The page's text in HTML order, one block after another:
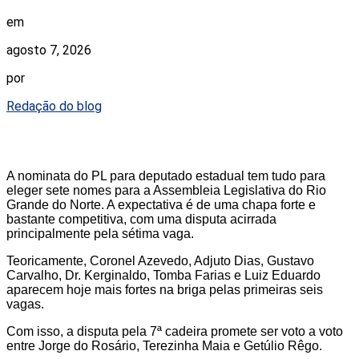
em
agosto 7, 2026
por
Redação do blog
A nominata do PL para deputado estadual tem tudo para
eleger sete nomes para a Assembleia Legislativa do Rio
Grande do Norte. A expectativa é de uma chapa forte e
bastante competitiva, com uma disputa acirrada
principalmente pela sétima vaga.
Teoricamente, Coronel Azevedo, Adjuto Dias, Gustavo
Carvalho, Dr. Kerginaldo, Tomba Farias e Luiz Eduardo
aparecem hoje mais fortes na briga pelas primeiras seis
vagas.
Com isso, a disputa pela 7ª cadeira promete ser voto a voto
entre Jorge do Rosário, Terezinha Maia e Getúlio Rêgo.